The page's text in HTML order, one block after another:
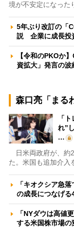
境が不安定になっ
5年ぶり改訂の「
説 企業に成長投
【令和のPKOか
資拡大」発言の
森口亮「まる
「
れ”
…
日米両政府が、約
た。米国も追加介
「キオクシア急
の成長につなげ
「NYダウは高値
する米国株市場